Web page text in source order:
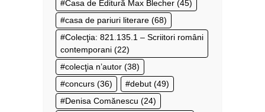
Casa de Editură Max Blecher (45)
casa de pariuri literare (68)
Colecţia: 821.135.1 – Scriitori români
contemporani (22)
colecţia n’autor (38)
concurs (36) debut (49)
Denisa Comănescu (24)